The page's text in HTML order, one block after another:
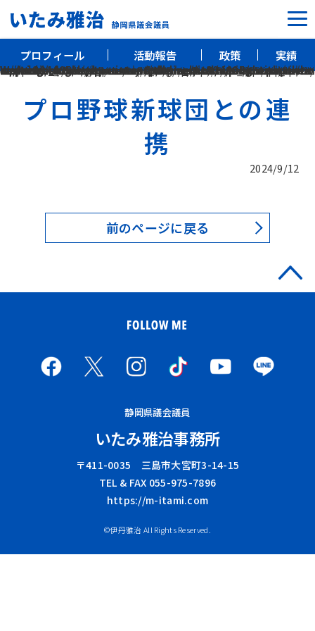
プロフィール 活動報告 政策 実績
プロフィール
活動報告
いたみ雅治事務所
〒411-0035 三島市大宮町3-14-15
https://m-itami.com
Warning
: include(/home/xs804405/m-itami.com/public_html/wp-content/themes/itami/ic_htitle.php): Failed to open stream: No such file or directory in
/home/xs804405/m-itami.com/public_html/wp-content/themes/itami/single.php
on line4
Warning
: include(): Failed opening '/home/xs804405/m-itami.com/public_html/wp-content/themes/itami/ic_htitle.php' for inclusion (include_path='.:/opt/php-8.1.34/data/pear') in
/home/xs804405/m-itami.com/public_html/wp-content/themes/itami/single.phpon line4
プロ野球新球団との連
携
2024/9/12
前のページに戻る
静岡県議会議員
いたみ雅治事務所
〒411-0035 三島市大宮町3-14-15
TEL & FAX 055-975-7896
https://m-itami.com
©伊丹雅治 All Rights Reserved.